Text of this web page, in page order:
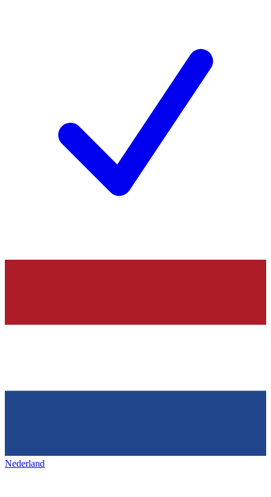
Nederland